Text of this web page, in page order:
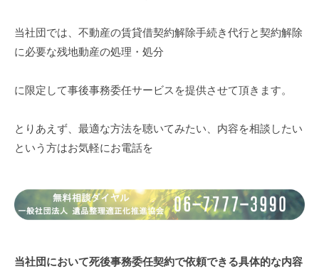
続
方
と
族
へ
当社団では、不動産の賃貸借契約解除手続き代行と契約解除
に必要な残地動産の処理・処分
に限定して事後事務委任サービスを提供させて頂きます。
とりあえず、最適な方法を聴いてみたい、内容を相談したい
という方はお気軽にお電話を
当社団において死後事務委任契約で依頼できる具体的な内容